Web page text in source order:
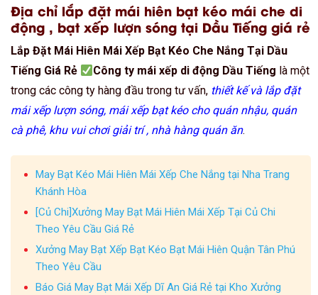
Địa chỉ lắp đặt mái hiên bạt kéo mái che di
động , bạt xếp lượn sóng tại Dầu Tiếng giá rẻ
Lắp Đặt Mái Hiên Mái Xếp Bạt Kéo Che Nắng Tại Dầu
Tiếng Giá Rẻ
Công ty mái xếp di động Dầu Tiếng là một
trong các công ty hàng đầu trong tư vấn, thiết kế và lắp đặt
mái xếp lượn sóng, mái xếp bạt kéo cho quán nhậu, quán
cà phê, khu vui chơi giải trí , nhà hàng quán ăn.
May Bạt Kéo Mái Hiên Mái Xếp Che Nắng tại Nha Trang
Khánh Hòa
[Củ Chi]Xưởng May Bạt Mái Hiên Mái Xếp Tại Củ Chi
Theo Yêu Cầu Giá Rẻ
Xưởng May Bạt Xếp Bạt Kéo Bạt Mái Hiên Quận Tân Phú
Theo Yêu Cầu
Báo Giá May Bạt Mái Xếp Dĩ An Giá Rẻ tại Kho Xưởng